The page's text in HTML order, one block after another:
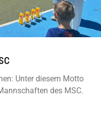
Unter diesem Motto
des MSC.